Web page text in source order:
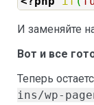
И заменяйте
Вот и все
Теперь
ins/wp-